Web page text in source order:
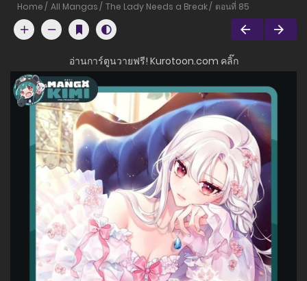
Home All Mangas The Lady Needs a Break ตอนที่ 85
อ่านการ์ตูนวายฟรี! Kurotoon.com คลิ๊ก